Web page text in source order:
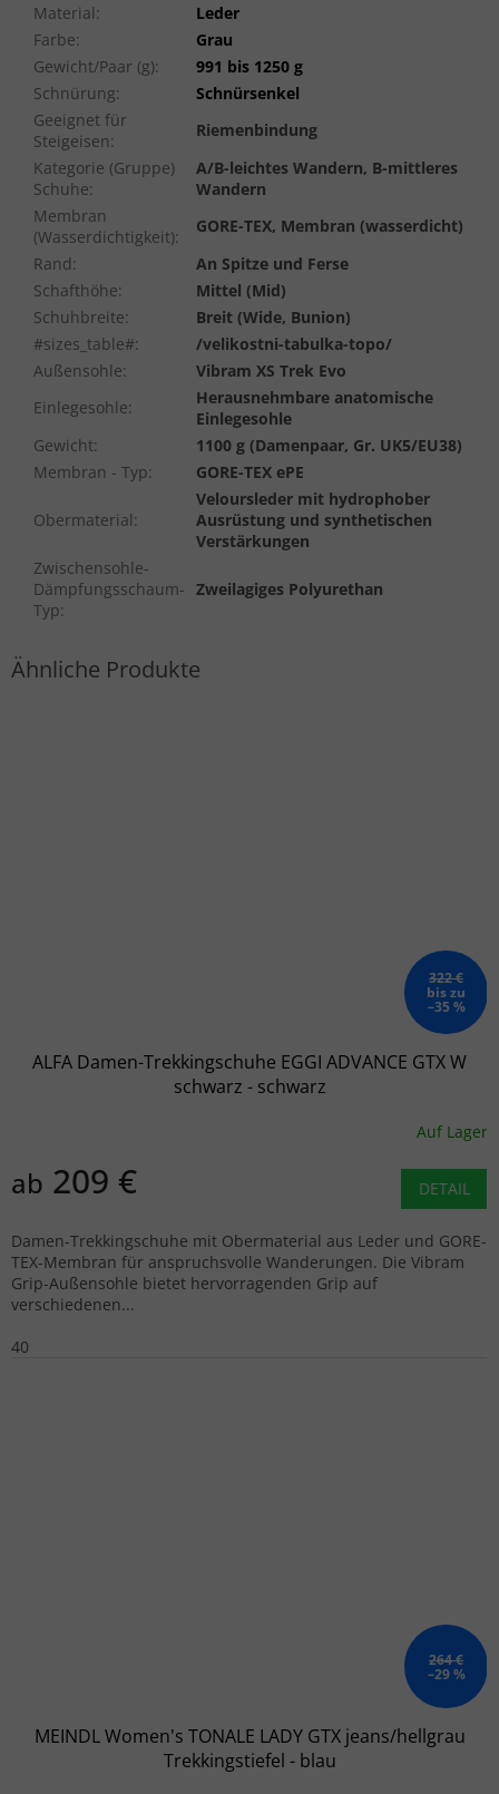
Material:
Leder
Farbe:
Grau
Gewicht/Paar (g):
991 bis 1250 g
Schnürung:
Schnürsenkel
Geeignet für
Steigeisen:
Riemenbindung
Kategorie (Gruppe)
Schuhe:
A/B-leichtes Wandern, B-mittleres
Wandern
Membran
(Wasserdichtigkeit):
GORE-TEX, Membran (wasserdicht)
Rand:
An Spitze und Ferse
Schafthöhe:
Mittel (Mid)
Schuhbreite:
Breit (Wide, Bunion)
#sizes_table#:
/velikostni-tabulka-topo/
Außensohle:
Vibram XS Trek Evo
Einlegesohle:
Herausnehmbare anatomische
Einlegesohle
Gewicht:
1100 g (Damenpaar, Gr. UK5/EU38)
Membran - Typ: GORE-TEX ePE
Obermaterial:
Veloursleder mit hydrophober
Ausrüstung und synthetischen
Verstärkungen
Zwischensohle-
Dämpfungsschaum-
Typ:
Zweilagiges Polyurethan
322 €
bis zu
–35 %
ALFA Damen-Trekkingschuhe EGGI ADVANCE GTX W
schwarz - schwarz
Auf Lager
ab 209 € DETAIL
Damen-Trekkingschuhe mit Obermaterial aus Leder und GORE-
TEX-Membran für anspruchsvolle Wanderungen. Die Vibram
Grip-Außensohle bietet hervorragenden Grip auf
verschiedenen...
40
264 €
–29 %
MEINDL Women's TONALE LADY GTX jeans/hellgrau
Trekkingstiefel - blau